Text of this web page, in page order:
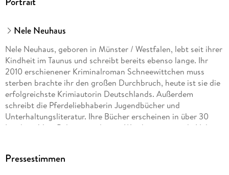
Nele Neuhaus
Nele Neuhaus, geboren in Münster / Westfalen, lebt seit ihrer
Kindheit im Taunus und schreibt bereits ebenso lange. Ihr
2010 erschienener Kriminalroman Schneewittchen muss
sterben brachte ihr den großen Durchbruch, heute ist sie die
erfolgreichste Krimiautorin Deutschlands. Außerdem
schreibt die Pferdeliebhaberin Jugendbücher und
Unterhaltungsliteratur. Ihre Bücher erscheinen in über 30
Ländern. Vom Polizeipräsidenten Westhessens wurde Nele
Pressestimmen